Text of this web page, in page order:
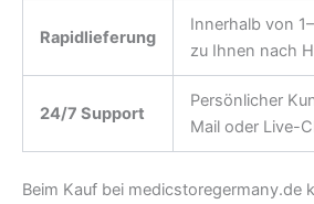
Rapidlieferung
Innerhalb von
zu Ihnen nach
24/7 Support
Persönlicher
Mail oder Live-
Beim Kauf bei medicstoregermany.de